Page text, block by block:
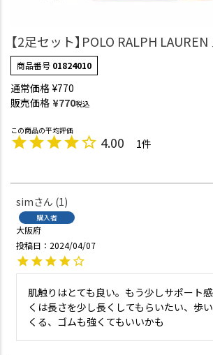
【2足セット】POLO RALPH
イソックス つま先補強 シアー交編
01824010
商品番号 01824010
通常価格 ¥770
販売価格 ¥770税込
4.00 1
sim
1
購入者
大阪府
投稿日
2024/04/07
肌触りはとても良い。もう少しサポート
くは長さを少し長くしてもらいたい、歩
くる、ゴムも強くてもいいかも